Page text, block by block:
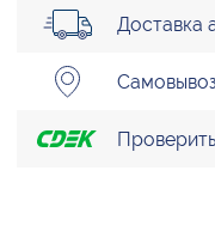
Доставка
Самовывоз